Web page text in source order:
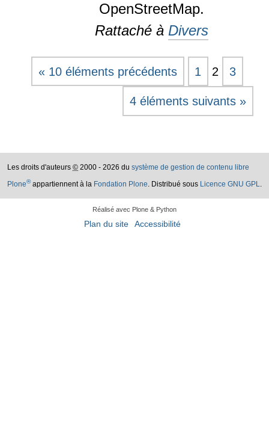
OpenStreetMap.
Rattaché à Divers
« 10 éléments précédents
4 éléments suivants »
1 2 3
Les droits d'auteurs © 2000 - 2026 du système de gestion de contenu libre
Plone®appartiennent à la Fondation Plone. Distribué sous Licence GNU GPL.
Réalisé avec Plone & Python
Plan du site Accessibilité